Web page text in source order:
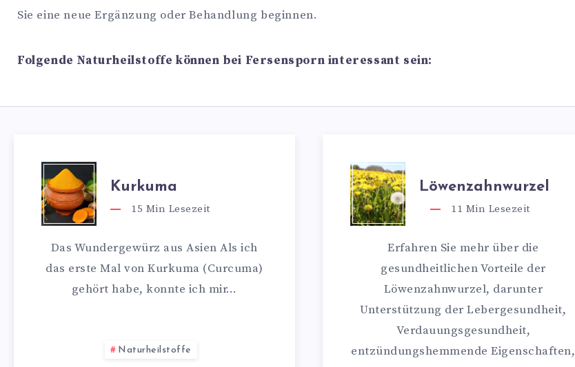
Sie eine neue Ergänzung oder Behandlung beginnen.
Folgende Naturheilstoffe können bei Fersensporn interessant sein:
Kurkuma
15 Min Lesezeit
Das Wundergewürz aus Asien Als ich
das erste Mal von Kurkuma (Curcuma)
gehört habe, konnte ich mir…
Naturheilstoffe
Löwenzahnwurzel
11 Min Lesezeit
Erfahren Sie mehr über die
gesundheitlichen Vorteile der
Löwenzahnwurzel, darunter
Unterstützung der Lebergesundheit,
Verdauungsgesundheit,
entzündungshemmende Eigenschaften,